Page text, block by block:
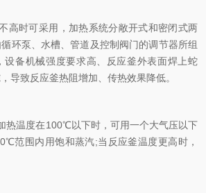
高时可采用，加热系统分敞开式和密闭式两
环泵、水槽、管道及控制阀门的调节器所组
设备机械强度要求高、反应釜外表面焊上蛇
导致反应釜热阻增加、传热效果降低。
热温度在100℃以下时，可用一个大气压以下
范围内用饱和蒸汽;当反应釜温度更高时，